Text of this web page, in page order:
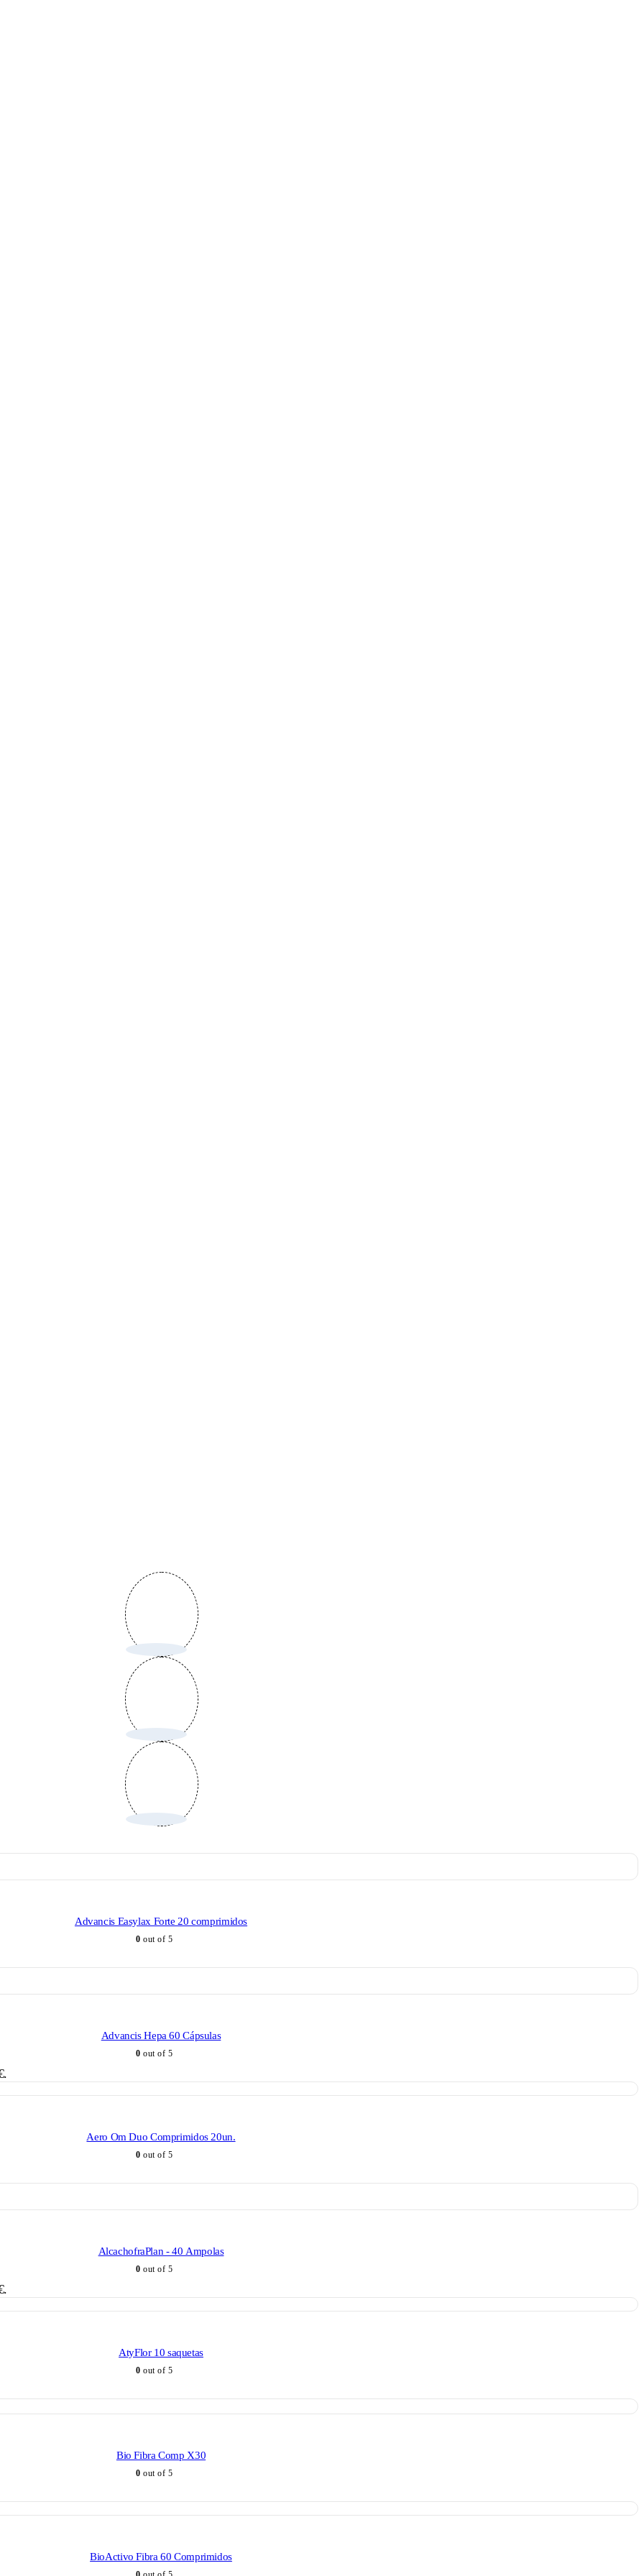
Advancis Easylax Forte 20 comprimidos
0 out of 5
Advancis Hepa 60 Cápsulas
0 out of 5
Aero Om Duo Comprimidos 20un.
0 out of 5
AlcachofraPlan - 40 Ampolas
0 out of 5
AtyFlor 10 saquetas
0 out of 5
Bio Fibra Comp X30
0 out of 5
BioActivo Fibra 60 Comprimidos